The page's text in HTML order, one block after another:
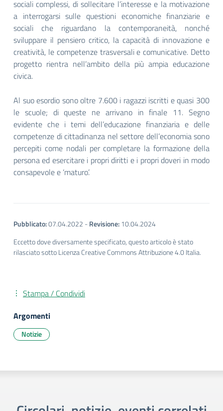
sociali complessi, di sollecitare l’interesse e la motivazione
a interrogarsi sulle questioni economiche finanziarie e
sociali che riguardano la contemporaneità, nonché
sviluppare il pensiero critico, la capacità di innovazione e
creatività, le competenze trasversali e comunicative. Detto
progetto rientra nell’ambito della più ampia educazione
civica.
Al suo esordio sono oltre 7.600 i ragazzi iscritti e quasi 300
le scuole; di queste ne arrivano in finale 11. Segno
evidente che i temi dell’educazione finanziaria e delle
competenze di cittadinanza nel settore dell’economia sono
percepiti come nodali per completare la formazione della
persona ed esercitare i propri diritti e i propri doveri in modo
consapevole e ‘maturo’.
Pubblicato:07.04.2022 -Revisione:10.04.2024
Eccetto dove diversamente specificato, questo articolo è stato
rilasciato sotto Licenza Creative Commons Attribuzione 4.0 Italia.
Stampa / Condividi
Argomenti
Notizie